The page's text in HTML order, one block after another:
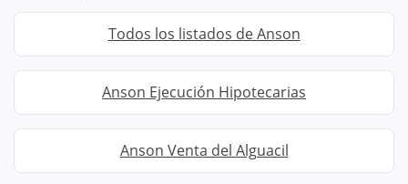
Todos los listados de Anson
Anson Ejecución Hipotecarias
Anson Venta del Alguacil